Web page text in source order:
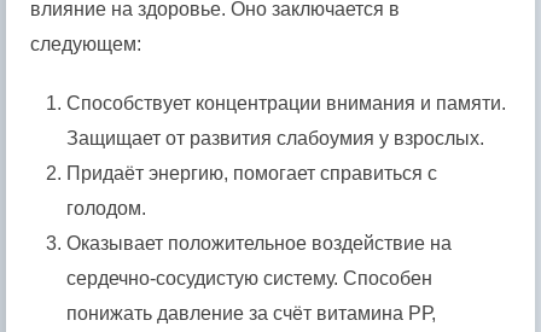
влияние на здоровье. Оно заключается в
следующем:
Способствует концентрации внимания и памяти.
Защищает от развития слабоумия у взрослых.
Придаёт энергию, помогает справиться с
голодом.
Оказывает положительное воздействие на
сердечно-сосудистую систему. Способен
понижать давление за счёт витамина РР,